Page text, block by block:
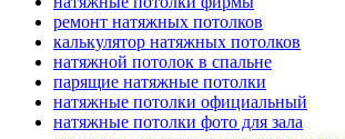
ремонт натяжных потолков
калькулятор натяжных потолков
натяжной потолок в спальне
парящие натяжные потолки
натяжные потолки официальный
натяжные потолки фото для зала